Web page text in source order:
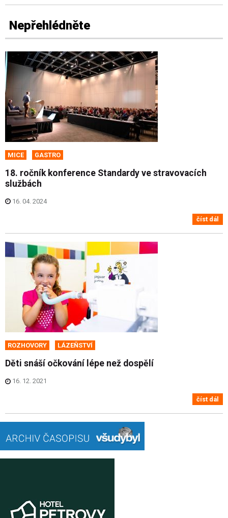
Nepřehlédněte
MICE GASTRO
18. ročník konference Standardy ve stravovacích
službách
16. 04. 2024
číst dál
ROZHOVORY LÁZEŇSTVÍ
Děti snáší očkování lépe než dospělí
16. 12. 2021
číst dál